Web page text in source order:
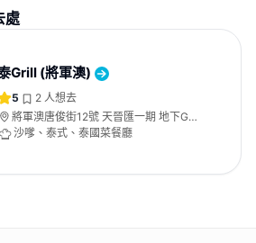
處
Grill (將軍澳)
5 2 人想去
將軍澳唐俊街12號 天晉匯一期 地下G06
號舖
沙嗲、泰式、泰國菜餐廳